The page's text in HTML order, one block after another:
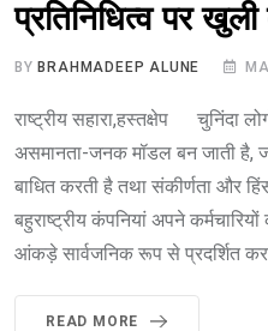
प्रतिनिधित्व पर
BY BRAHMADEEP ALUNE
राष्ट्रीय सहारा,हस्तक्षेप चुनिंदा
असमानता-जनक मॉडल बन जाती है,
बाधित करती है तथा संकीर्णता और
बहुराष्ट्रीय कंपनियां अपने
आंकड़े सार्वजनिक रूप से प्रदर्शित
READ MORE